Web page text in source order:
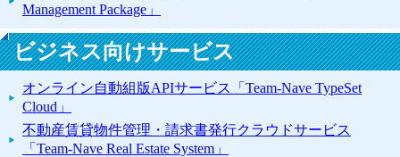
Management Package」
ビジネス向けサービス
オンライン自動組版APIサービス「Team-Nave TypeSet
Cloud」
不動産賃貸物件管理・請求書発行クラウドサービス
「Team-Nave Real Estate System」